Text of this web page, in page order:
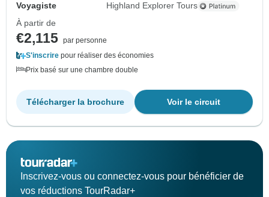
Voyagiste
Highland Explorer Tours
À partir de
€2,115 par personne
S'inscrire pour réaliser des économies
Prix basé sur une chambre double
Voir le circuit
Télécharger la brochure
Inscrivez-vous ou connectez-vous pour bénéficier de
vos réductions TourRadar+